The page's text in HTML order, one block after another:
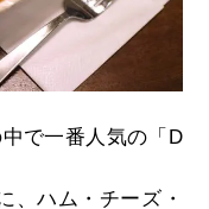
で一番人気の「D
、ハム・チーズ・